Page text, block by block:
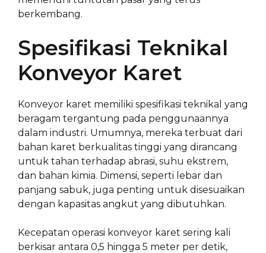
berkembang.
Spesifikasi Teknikal
Konveyor Karet
Konveyor karet memiliki spesifikasi teknikal yang
beragam tergantung pada penggunaannya
dalam industri. Umumnya, mereka terbuat dari
bahan karet berkualitas tinggi yang dirancang
untuk tahan terhadap abrasi, suhu ekstrem,
dan bahan kimia. Dimensi, seperti lebar dan
panjang sabuk, juga penting untuk disesuaikan
dengan kapasitas angkut yang dibutuhkan.
Kecepatan operasi konveyor karet sering kali
berkisar antara 0,5 hingga 5 meter per detik,